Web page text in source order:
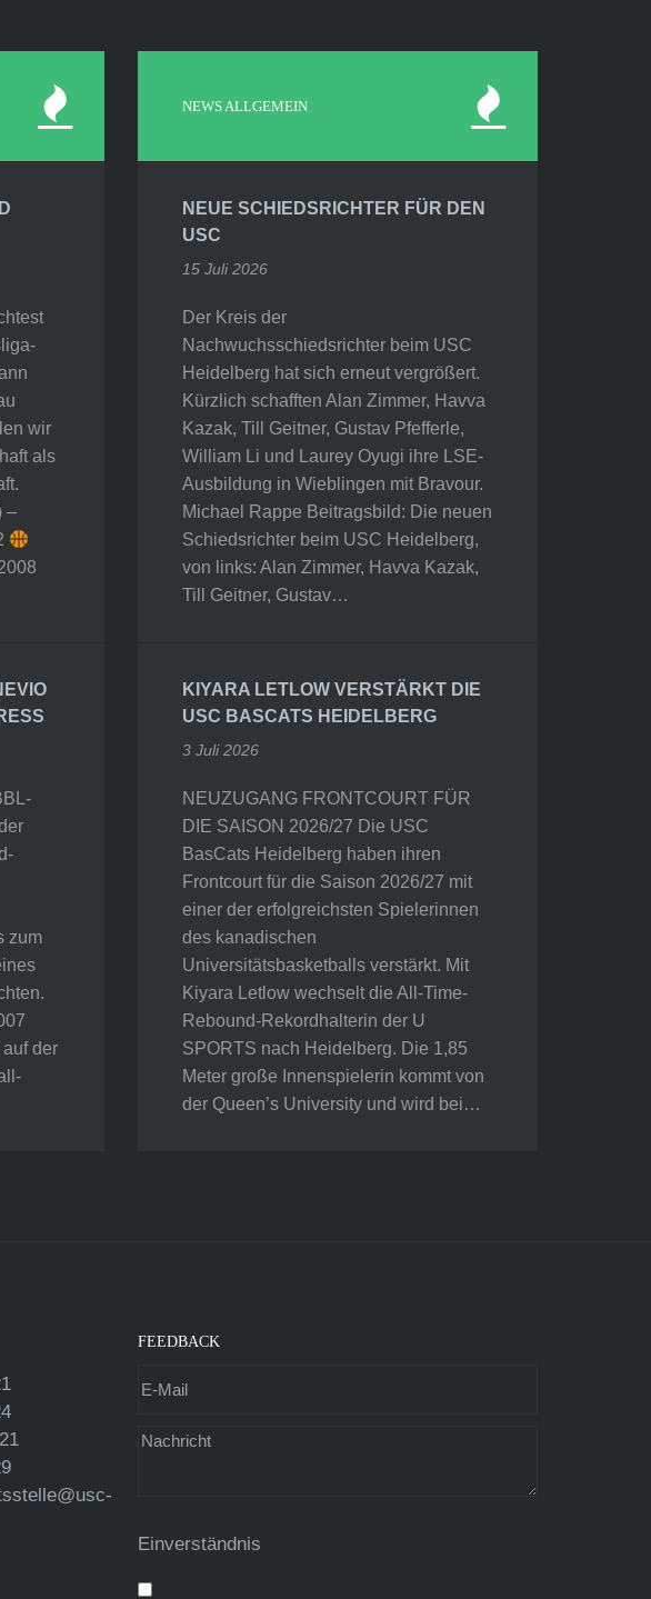
wir
als
–
zum
der
NEWS ALLGEMEIN
NEUE SCHIEDSRICHTER FÜR DEN
USC
15 Juli 2026
Der Kreis der
Nachwuchsschiedsrichter beim USC
Heidelberg hat sich erneut vergrößert.
Kürzlich schafften Alan Zimmer, Havva
Kazak, Till Geitner, Gustav Pfefferle,
William Li und Laurey Oyugi ihre LSE-
Ausbildung in Wieblingen mit Bravour.
Michael Rappe Beitragsbild: Die neuen
Schiedsrichter beim USC Heidelberg,
von links: Alan Zimmer, Havva Kazak,
Till Geitner, Gustav…
KIYARA LETLOW VERSTÄRKT DIE
USC BASCATS HEIDELBERG
3 Juli 2026
NEUZUGANG FRONTCOURT FÜR
DIE SAISON 2026/27 Die USC
BasCats Heidelberg haben ihren
Frontcourt für die Saison 2026/27 mit
einer der erfolgreichsten Spielerinnen
des kanadischen
Universitätsbasketballs verstärkt. Mit
Kiyara Letlow wechselt die All-Time-
Rebound-Rekordhalterin der U
SPORTS nach Heidelberg. Die 1,85
Meter große Innenspielerin kommt von
der Queen’s University und wird bei…
FEEDBACK
Einverständnis